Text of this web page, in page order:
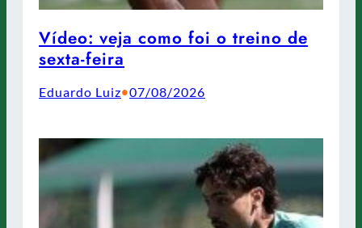
Vídeo: veja como foi o treino de
sexta-feira
Eduardo Luiz•07/08/2026